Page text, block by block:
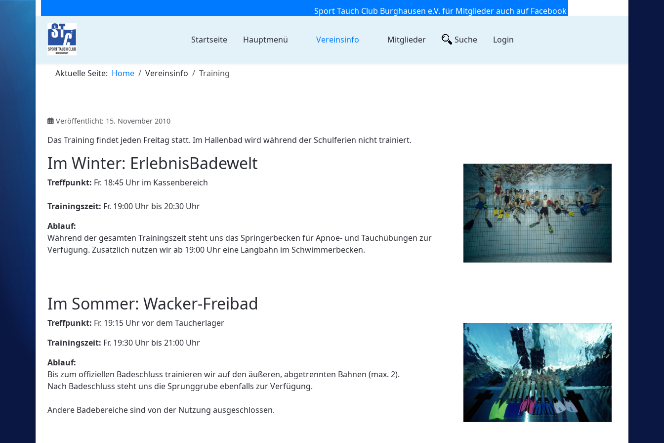
Sport Tauch Club Burghausen e.V. für Mitglieder auch auf Facebook
Startseite Hauptmenü Vereinsinfo Mitglieder Suche Login
Aktuelle Seite: Home Vereinsinfo Training
Veröffentlicht: 15. November 2010
Das Training findet jeden Freitag statt. Im Hallenbad wird während der Schulferien nicht trainiert.
Im Winter: ErlebnisBadewelt
Treffpunkt: Fr. 18:45 Uhr im Kassenbereich
Trainingszeit: Fr. 19:00 Uhr bis 20:30 Uhr
Ablauf:
Während der gesamten Trainingszeit steht uns das Springerbecken für Apnoe- und Tauchübungen zur
Verfügung. Zusätzlich nutzen wir ab 19:00 Uhr eine Langbahn im Schwimmerbecken.
Im Sommer: Wacker-Freibad
Treffpunkt: Fr. 19:15 Uhr vor dem Taucherlager
Trainingszeit: Fr. 19:30 Uhr bis 21:00 Uhr
Ablauf:
Bis zum offiziellen Badeschluss trainieren wir auf den äußeren, abgetrennten Bahnen (max. 2).
Nach Badeschluss steht uns die Sprunggrube ebenfalls zur Verfügung.
Andere Badebereiche sind von der Nutzung ausgeschlossen.